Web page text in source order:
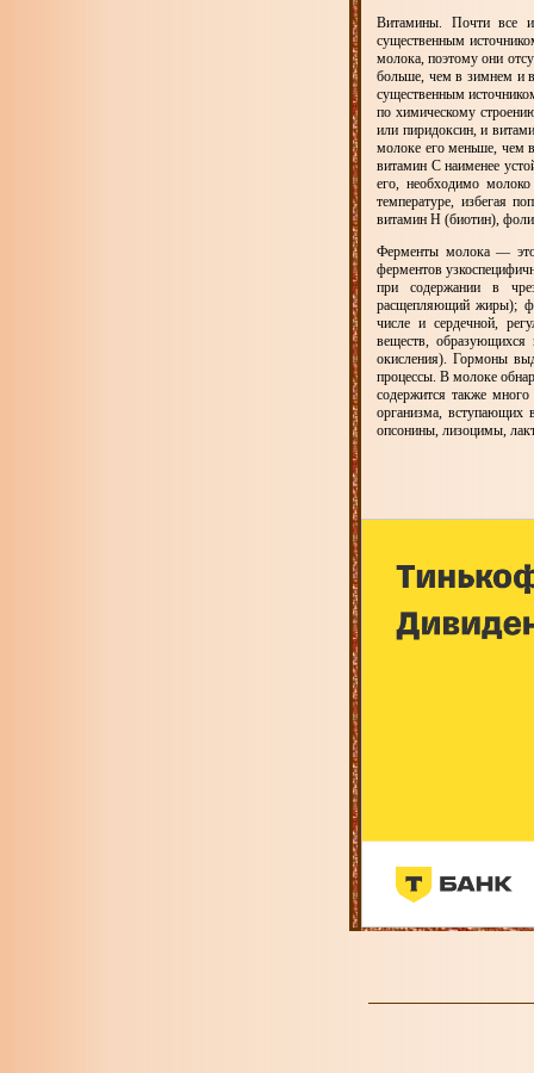
Витамины. Почти все
существенным
молока, поэтому они
больше, чем в зимнем и
существенным
по химическому
или пиридоксин, и
молоке его меньше, чем
витамин С наименее
его, необходимо
температуре, избегая
витамин Н (биотин),
Ферменты молока — это
ферментов
при содержании в
расщепляющий жиры);
числе и сердечной,
веществ, образующихся
окисления). Гормоны
процессы. В молоке
содержится также
организма, вступающих
опсонины, лизоцимы,